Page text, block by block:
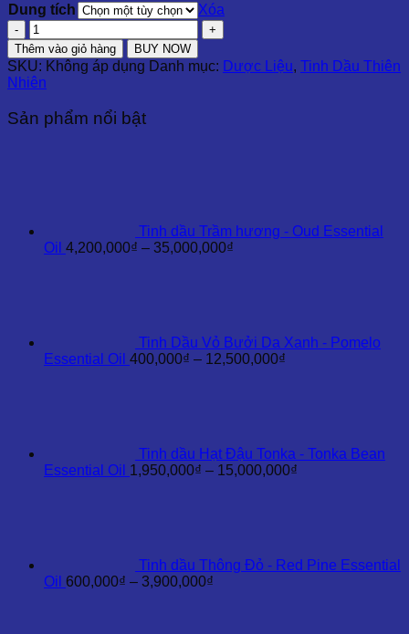
từ
250,000₫
đến
33,750,000₫
Dung tích
Xóa
Tinh
Dầu
Đinh
Hương
-
Clove
Essential
Thêm vào giỏ hàng BUY NOW
SKU: Không áp dụng Danh mục: Dược Liệu, Tinh Dầu Thiên
Nhiên
Sản phẩm nổi bật
Tinh dầu Trầm hương - Oud Essential
Oil 4,200,000₫ – 35,000,000₫
Tinh Dầu Vỏ Bưởi Da Xanh - Pomelo
Essential Oil 400,000₫ – 12,500,000₫
Tinh dầu Hạt Đậu Tonka - Tonka Bean
Essential Oil 1,950,000₫ – 15,000,000₫
Tinh dầu Thông Đỏ - Red Pine Essential
Oil 600,000₫ – 3,900,000₫